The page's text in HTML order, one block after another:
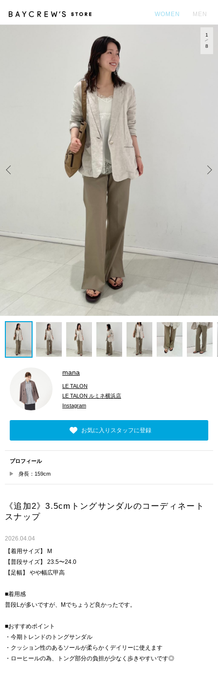
WOMEN MEN
1
8
mana
LE TALON
LE TALON ルミネ横浜店
Instagram
お気に入りスタッフに登録
プロフィール
身長：159cm
《追加2》3.5cmトングサンダルのコーディネート
スナップ
2026.04.04
【着用サイズ】 M
【普段サイズ】 23.5〜24.0
【足幅】 やや幅広甲高
■着用感
普段Lが多いですが、Mでちょうど良かったです。
■おすすめポイント
・今期トレンドのトングサンダル
・クッション性のあるソールが柔らかくデイリーに使えます
・ローヒールの為、トング部分の負担が少なく歩きやすいです◎